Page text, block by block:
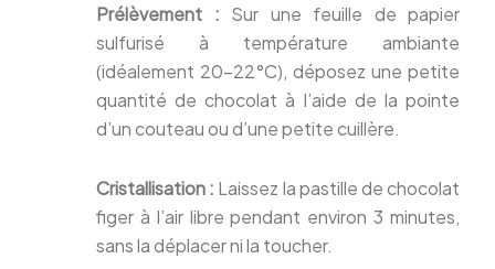
Prélèvement : Sur une feuille de papier
sulfurisé à température ambiante
(idéalement 20-22°C), déposez une petite
quantité de chocolat à l’aide de la pointe
d’un couteau ou d’une petite cuillère.
Cristallisation : Laissez la pastille de chocolat
figer à l’air libre pendant environ 3 minutes,
sans la déplacer ni la toucher.